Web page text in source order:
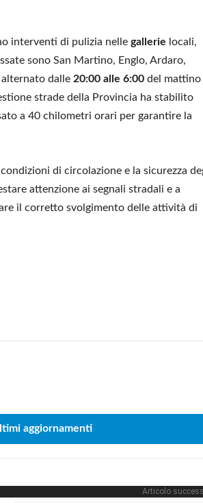
interventi di pulizia nelle gallerie locali,
sono San Martino, Englo, Ardaro,
alternato dalle 20:00 alle 6:00 del mattino
strade della Provincia ha stabilito
a 40 chilometri orari per garantire la
di circolazione e la sicurezza
attenzione ai segnali stradali e a
il corretto svolgimento delle attività di
aggiornamenti
Articolo